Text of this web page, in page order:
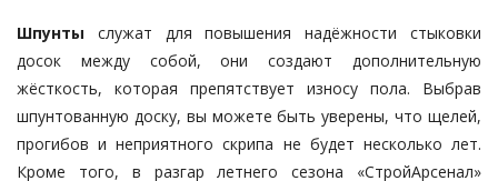
Шпунты служат для повышения надёжности стыковки
досок между собой, они создают дополнительную
жёсткость, которая препятствует износу пола. Выбрав
шпунтованную доску, вы можете быть уверены, что щелей,
прогибов и неприятного скрипа не будет несколько лет.
Кроме того, в разгар летнего сезона «СтройАрсенал»